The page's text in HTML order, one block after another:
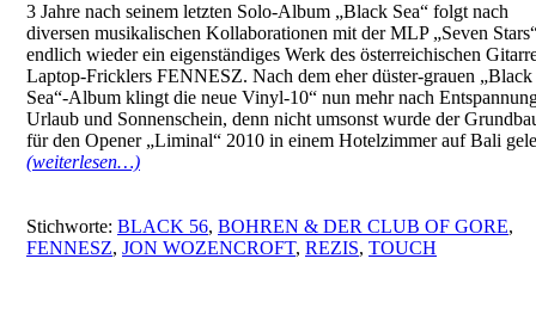
3 Jahre nach seinem letzten Solo-Album „Black Sea“ folgt nach
diversen musikalischen Kollaborationen mit der MLP „Seven
endlich wieder ein eigenständiges Werk des österreichischen
Laptop-Fricklers FENNESZ. Nach dem eher düster-grauen „Black
Sea“-Album klingt die neue Vinyl-10“ nun mehr nach
Urlaub und Sonnenschein, denn nicht umsonst wurde der
für den Opener „Liminal“ 2010 in einem Hotelzimmer auf Bali
(weiterlesen…)
Stichworte: BLACK 56, BOHREN & DER CLUB OF GORE,
FENNESZ, JON WOZENCROFT, REZIS, TOUCH